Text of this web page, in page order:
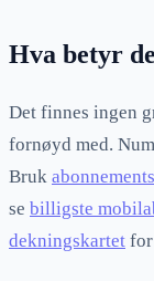
Hva betyr
Det finnes ingen
fornøyd med.
Bruk
se billigste
dekningskartet